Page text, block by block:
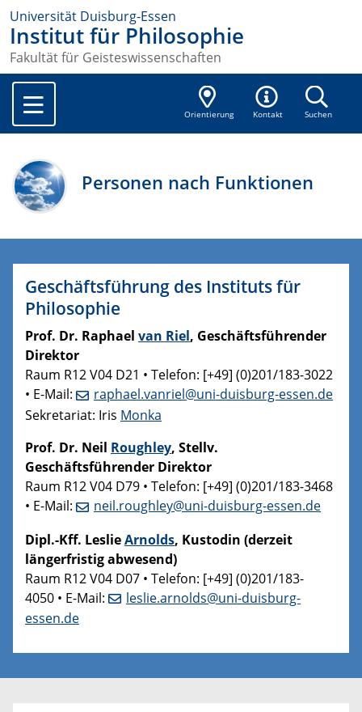
Universität Duisburg-Essen
Institut für Philosophie
Fakultät für Geisteswissenschaften
Orientierung Kontakt Suchen
Personen nach Funktionen
Geschäftsführung des Instituts für
Philosophie
Prof. Dr. Raphael van Riel, Geschäftsführender
Direktor
Raum R12 V04 D21 • Telefon: [+49] (0)201/183-3022
• E-Mail:
raphael.vanriel@uni-duisburg-essen.de
Sekretariat: Iris Monka
Prof. Dr. Neil Roughley, Stellv.
Geschäftsführender Direktor
Raum R12 V04 D79 • Telefon: [+49] (0)201/183-3468
• E-Mail:
neil.roughley@uni-duisburg-essen.de
Dipl.-Kff. LeslieArnolds, Kustodin (derzeit
längerfristig abwesend)
Raum R12 V04 D07 • Telefon: [+49] (0)201/183-
4050 • E-Mail:
leslie.arnolds@uni-duisburg-
essen.de